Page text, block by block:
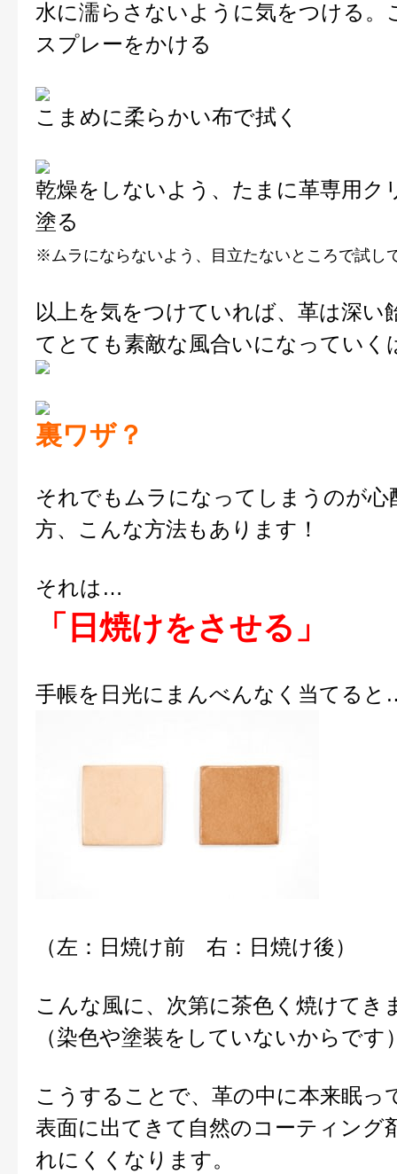
水に濡らさないように気をつける。
スプレーをかける
こまめに柔らかい布で拭く
乾燥をしないよう、たまに革専用ク
塗る
※ムラにならないよう、目立たないところで試し
以上を気をつけていれば、革は深い
てとても素敵な風合いになっていく
裏ワザ？
それでもムラになってしまうのが
方、こんな方法もあります！
それは…
「日焼けをさせる」
手帳を日光にまんべんなく当てる
（左：日焼け前 右：日焼け後）
こんな風に、次第に茶色く焼けてき
（染色や塗装をしていないからです
こうすることで、革の中に本来眠っ
表面に出てきて自然のコーティング
れにくくなります。